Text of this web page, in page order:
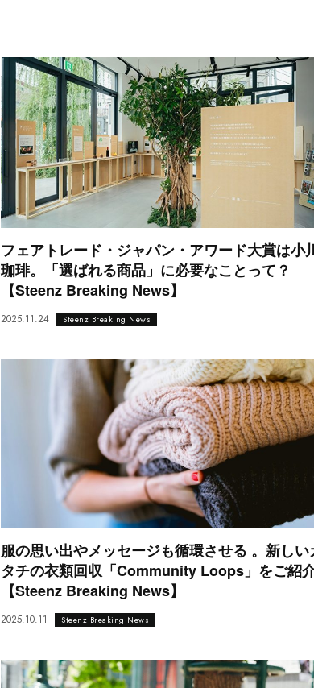
フェアトレード・ジャパン・アワード大賞は小
珈琲。「選ばれる商品」に必要なことって？
【Steenz Breaking News】
2025.11.24 Steenz Breaking News
服の思い出やメッセージも循環させる 。新しい
タチの衣類回収「Community Loops」をご紹
【Steenz Breaking News】
2025.10.11 Steenz Breaking News